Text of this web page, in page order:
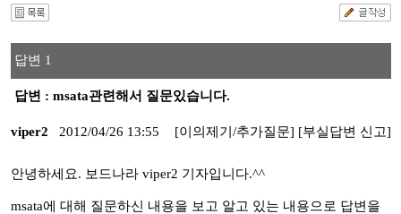
답변 1
답변 : msata관련해서 질문있습니다.
viper2 2012/04/26 13:55 [이의제기/추가질문] [부실답변 신고]
안녕하세요. 보드나라 viper2 기자입니다.^^
msata에 대해 질문하신 내용을 보고 알고 있는 내용으로 답변을